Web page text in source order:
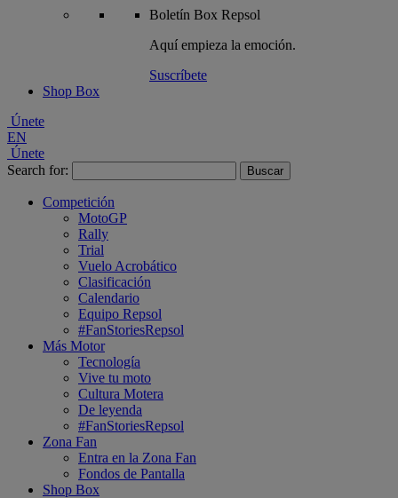
Boletín Box Repsol
Aquí empieza la emoción.
Suscríbete
Shop Box
Únete
EN
Únete
Search for:
Competición
MotoGP
Rally
Trial
Vuelo Acrobático
Clasificación
Calendario
Equipo Repsol
#FanStoriesRepsol
Más Motor
Tecnología
Vive tu moto
Cultura Motera
De leyenda
#FanStoriesRepsol
Zona Fan
Entra en la Zona Fan
Fondos de Pantalla
Shop Box